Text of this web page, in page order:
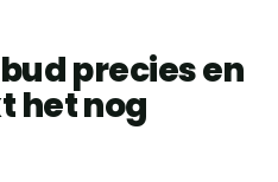
precies en
het nog